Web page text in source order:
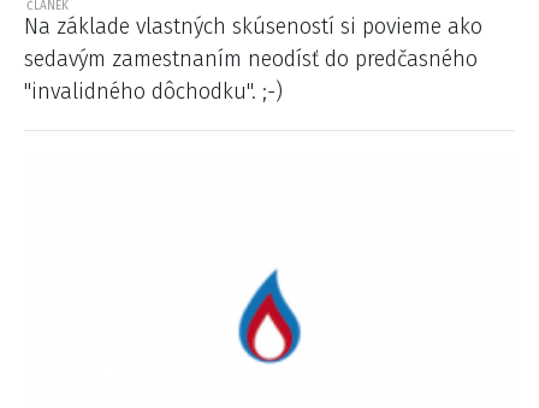
Na základe vlastných skúseností si povieme ako
sedavým zamestnaním neodísť do predčasného
"invalidného dôchodku". ;-)